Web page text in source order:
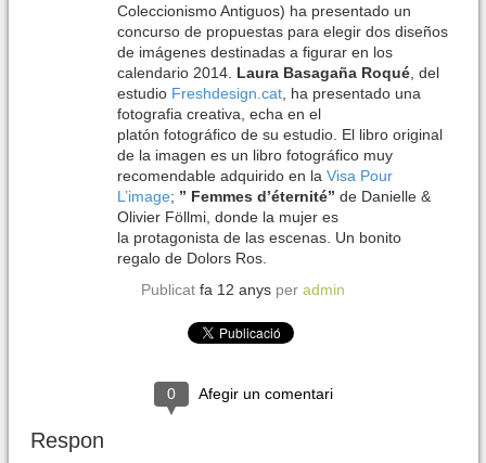
Coleccionismo Antiguos) ha presentado un
concurso de propuestas para elegir dos diseños
de imágenes destinadas a figurar en los
calendario 2014. Laura Basagaña Roqué, del
estudio Freshdesign.cat, ha presentado una
fotografia creativa, echa en el
platón fotográfico de su estudio. El libro original
de la imagen es un libro fotográfico muy
recomendable adquirido en la Visa Pour
L’image; ” Femmes d’éternité” de Danielle &
Olivier Föllmi, donde la mujer es
la protagonista de las escenas. Un bonito
regalo de Dolors Ros.
Publicat fa 12 anys per admin
0 Afegir un comentari
Respon